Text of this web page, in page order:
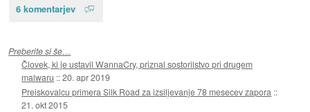
6 komentarjev
Preberite si še…
Človek, ki je ustavil WannaCry, priznal sostorilstvo pri drugem
malwaru ::20. apr 2019
Preiskovalcu primera Silk Road za izsiljevanje 78 mesecev zapora ::
21. okt 2015